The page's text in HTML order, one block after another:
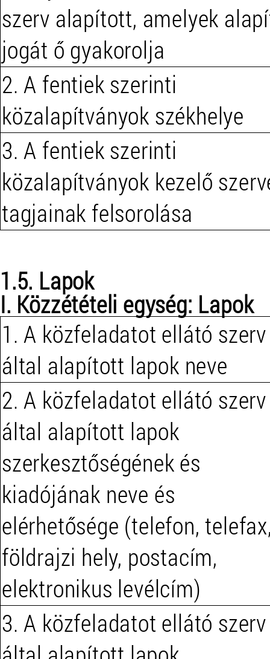
szerv alapított, amelyek
jogát ő gyakorolja
2. A fentiek szerinti
közalapítványok székhelye
3. A fentiek szerinti
közalapítványok kezelő
tagjainak felsorolása
1.5. Lapok
I. Közzétételi egység: Lapok
1. A közfeladatot ellátó szerv
által alapított lapok neve
2. A közfeladatot ellátó szerv
által alapított lapok
szerkesztőségének és
kiadójának neve és
elérhetősége (telefon,
földrajzi hely, postacím,
elektronikus levélcím)
3. A közfeladatot ellátó szerv